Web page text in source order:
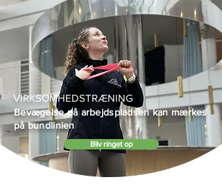
VIRKSOMHEDSTRÆNING
Bevægelse på arbejdspladsen kan mærkes
på bundlinien
Bliv ringet op